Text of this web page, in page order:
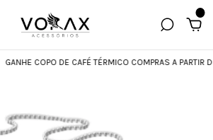
GANHE COPO DE CAFÉ TÉRMICO COMPRAS A PARTIR